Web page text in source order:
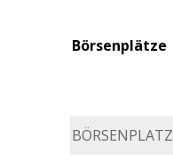
Börsenplätze
BÖRSENPLATZ